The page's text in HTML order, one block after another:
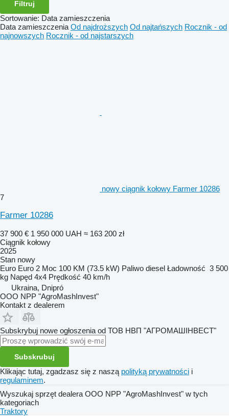
Filtruj
Sortowanie: Data zamieszczenia
Data zamieszczenia Od najdroższych Od najtańszych Rocznik - od
najnowszych Rocznik - od najstarszych
nowy ciągnik kołowy Farmer 10286
7
Farmer 10286
37 900 € 1 950 000 UAH ≈ 163 200 zł
Ciągnik kołowy
2025
Stan nowy
Euro Euro 2 Moc 100 KM (73.5 kW) Paliwo diesel Ładowność 3 500
kg Napęd 4x4 Prędkość 40 km/h
Ukraina, Dnipró
OOO NPP "AgroMashInvest"
Kontakt z dealerem
Subskrybuj nowe ogłoszenia od ТОВ НВП "АГРОМАШІНВЕСТ"
Subskrubuj
Klikając tutaj, zgadzasz się z naszą polityką prywatności i
regulaminem.
Wyszukaj sprzęt dealera OOO NPP "AgroMashInvest" w tych
kategoriach
Traktory